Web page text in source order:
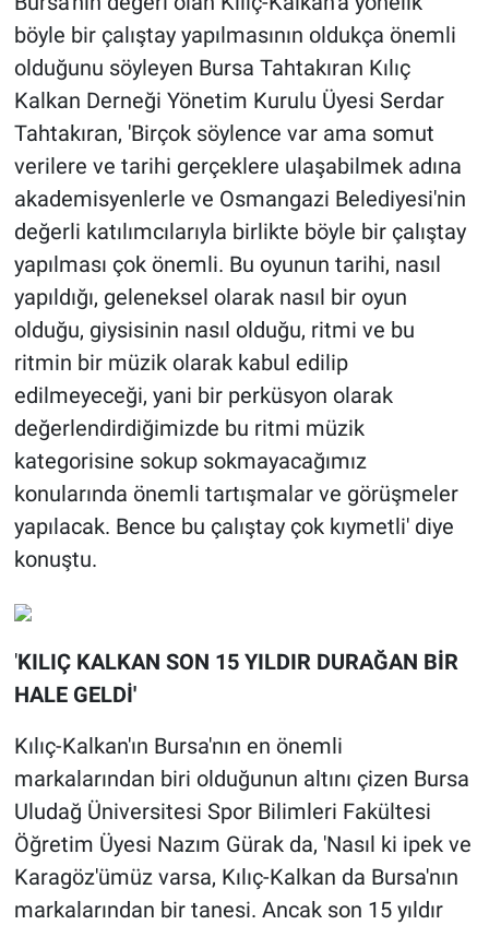
böyle bir çalıştay yapılmasının oldukça önemli
olduğunu söyleyen Bursa Tahtakıran Kılıç
Kalkan Derneği Yönetim Kurulu Üyesi Serdar
Tahtakıran, 'Birçok söylence var ama somut
verilere ve tarihi gerçeklere ulaşabilmek adına
akademisyenlerle ve Osmangazi Belediyesi'nin
değerli katılımcılarıyla birlikte böyle bir çalıştay
yapılması çok önemli. Bu oyunun tarihi, nasıl
yapıldığı, geleneksel olarak nasıl bir oyun
olduğu, giysisinin nasıl olduğu, ritmi ve bu
ritmin bir müzik olarak kabul edilip
edilmeyeceği, yani bir perküsyon olarak
değerlendirdiğimizde bu ritmi müzik
kategorisine sokup sokmayacağımız
konularında önemli tartışmalar ve görüşmeler
yapılacak. Bence bu çalıştay çok kıymetli' diye
konuştu.
'KILIÇ KALKAN SON 15 YILDIR DURAĞAN BİR
HALE GELDİ'
Kılıç-Kalkan'ın Bursa'nın en önemli
markalarından biri olduğunun altını çizen Bursa
Uludağ Üniversitesi Spor Bilimleri Fakültesi
Öğretim Üyesi Nazım Gürak da, 'Nasıl ki ipek ve
Karagöz'ümüz varsa, Kılıç-Kalkan da Bursa'nın
markalarından bir tanesi. Ancak son 15 yıldır